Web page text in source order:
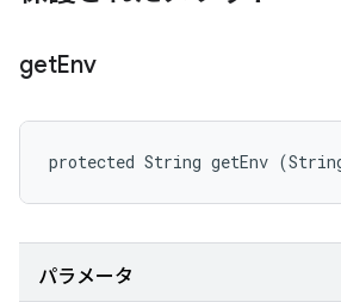
getEnv
protected String getEnv
パラメータ